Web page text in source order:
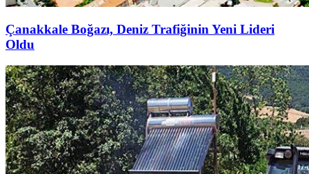
Çanakkale Boğazı, Deniz Trafiğinin Yeni Lideri
Oldu